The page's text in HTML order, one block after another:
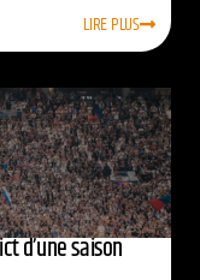
LIRE PLUS
d’une saison